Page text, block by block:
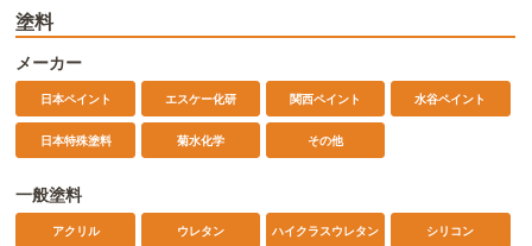
塗料
メーカー
日本ペイント エスケー化研 関西ペイント 水谷ペイント
日本特殊塗料 菊水化学 その他
一般塗料
アクリル ウレタン ハイクラスウレタン シリコン